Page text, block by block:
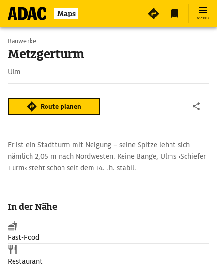
Maps MENÜ
Bauwerke
Metzgerturm
Ulm
Route planen
Er ist ein Stadtturm mit Neigung – seine Spitze lehnt sich
nämlich 2,05 m nach Nordwesten. Keine Bange, Ulms ›Schiefer
Turm‹ steht schon seit dem 14. Jh. stabil.
In der Nähe
Fast-Food
Restaurant